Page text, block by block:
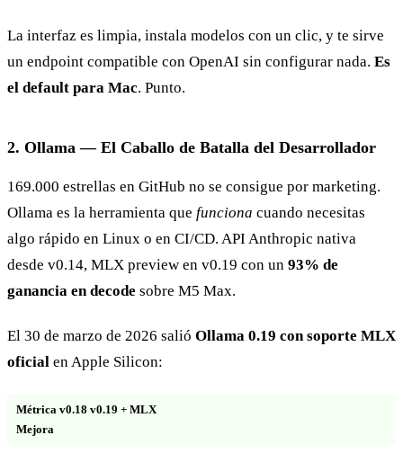
La interfaz es limpia, instala modelos con un clic, y te sirve
un endpoint compatible con OpenAI sin configurar nada. Es
el default para Mac. Punto.
2. Ollama — El Caballo de Batalla del Desarrollador
169.000 estrellas en GitHub no se consigue por marketing.
Ollama es la herramienta que funciona cuando necesitas
algo rápido en Linux o en CI/CD. API Anthropic nativa
desde v0.14, MLX preview en v0.19 con un 93% de
ganancia en decode sobre M5 Max.
El 30 de marzo de 2026 salió Ollama 0.19 con soporte MLX
oficial en Apple Silicon:
Métrica v0.18 v0.19 + MLX
Mejora